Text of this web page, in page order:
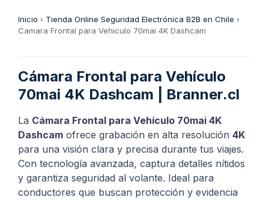
Inicio › Tienda Online Seguridad Electrónica B2B en Chile ›
Camara Frontal para Vehiculo 70mai 4K Dashcam
Cámara Frontal para Vehículo
70mai 4K Dashcam | Branner.cl
La Cámara Frontal para Vehículo 70mai 4K
Dashcam ofrece grabación en alta resolución 4K
para una visión clara y precisa durante tus viajes.
Con tecnología avanzada, captura detalles nítidos
y garantiza seguridad al volante. Ideal para
conductores que buscan protección y evidencia